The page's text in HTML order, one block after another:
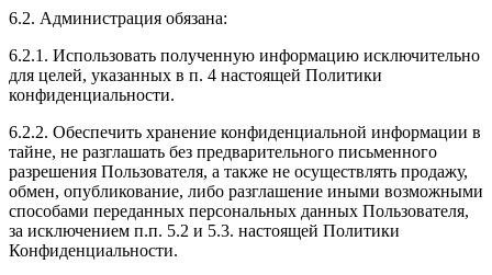
6.2. Администрация обязана:
6.2.1. Использовать полученную информацию исключительно
для целей, указанных в п. 4 настоящей Политики
конфиденциальности.
6.2.2. Обеспечить хранение конфиденциальной информации в
тайне, не разглашать без предварительного письменного
разрешения Пользователя, а также не осуществлять продажу,
обмен, опубликование, либо разглашение иными возможными
способами переданных персональных данных Пользователя,
за исключением п.п. 5.2 и 5.3. настоящей Политики
Конфиденциальности.